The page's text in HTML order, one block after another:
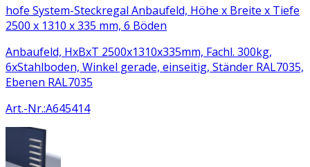
hofe System-Steckregal Anbaufeld, Höhe x Breite x Tiefe
2500 x 1310 x 335 mm, 6 Böden
Anbaufeld, HxBxT 2500x1310x335mm, Fachl. 300kg,
6xStahlboden, Winkel gerade, einseitig, Ständer RAL7035,
Ebenen RAL7035
Art.-Nr.:A645414